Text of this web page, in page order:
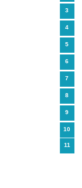
3
4
5
6
7
8
9
10
11